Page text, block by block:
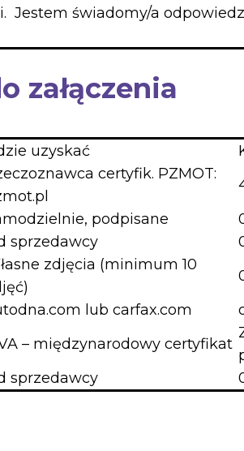
Jestem świadomy/a
załączenia
uzyskać
certyfik. PZMOT:
podpisane
sprzedawcy
zdjęcia (minimum 10
lub carfax.com
– międzynarodowy certyfikat
sprzedawcy